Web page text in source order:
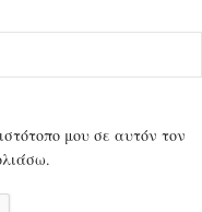
μου σε αυτόν τον